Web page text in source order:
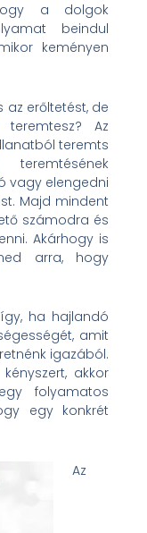
a dolgok
beindul
keményen
az erőltetést, de
Az
teremts
vagy elengedni
Majd mindent
számodra és
Akárhogy is
arra, hogy
ha hajlandó
amit
igazából.
akkor
folyamatos
egy konkrét
Az